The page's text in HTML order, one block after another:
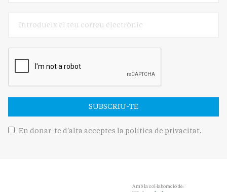
SUBSCRIU-TE
En donar-te d'alta acceptes la política de privacitat.
Amb la col·laboració de: